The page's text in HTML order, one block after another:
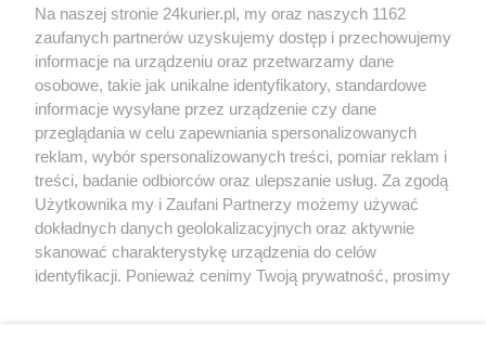
Dziś urząd pracuje dłużej
Urząd do poprawki
POGODA
26℃
Zobacz prognozę na 3 dni
Na naszej stronie 24kurier.pl, my oraz naszych 1162
zaufanych partnerów uzyskujemy dostęp i przechowujemy
informacje na urządzeniu oraz przetwarzamy dane
osobowe, takie jak unikalne identyfikatory, standardowe
informacje wysyłane przez urządzenie czy dane
przeglądania w celu zapewniania spersonalizowanych
reklam, wybór spersonalizowanych treści, pomiar reklam i
treści, badanie odbiorców oraz ulepszanie usług. Za zgodą
Użytkownika my i Zaufani Partnerzy możemy używać
dokładnych danych geolokalizacyjnych oraz aktywnie
skanować charakterystykę urządzenia do celów
identyfikacji. Ponieważ cenimy Twoją prywatność, prosimy